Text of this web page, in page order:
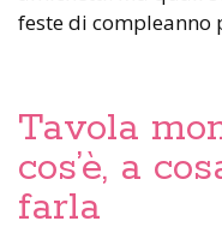
feste di compleanno
Tavola
cos’è, a
farla